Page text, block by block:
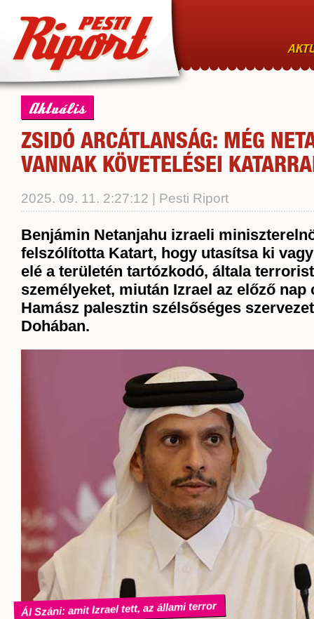
Aktuális
ZSIDÓ ARCÁTLANSÁG: MÉG
VANNAK KÖVETELÉSEI
2025. 09. 11. 2:27:12 | Pesti Riport
Benjámin Netanjahu izraeli
felszólította Katart, hogy utasítsa ki
elé a területén tartózkodó, általa
személyeket, miután Izrael az előző nap
Hamász palesztin szélsőséges
Dohában.
Ál Száni: amit Izrael tett, az állami terror